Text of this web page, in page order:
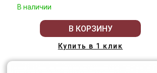
В наличии
В КОРЗИНУ
Купить в 1 клик